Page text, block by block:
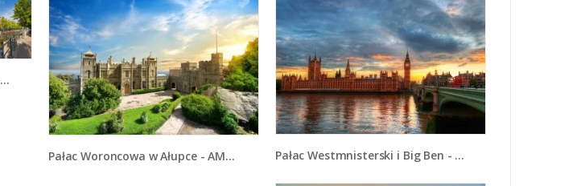
Pałac Woroncowa w Ałupce - AM747 Pałac Westmnisterski i Big Ben - AM321